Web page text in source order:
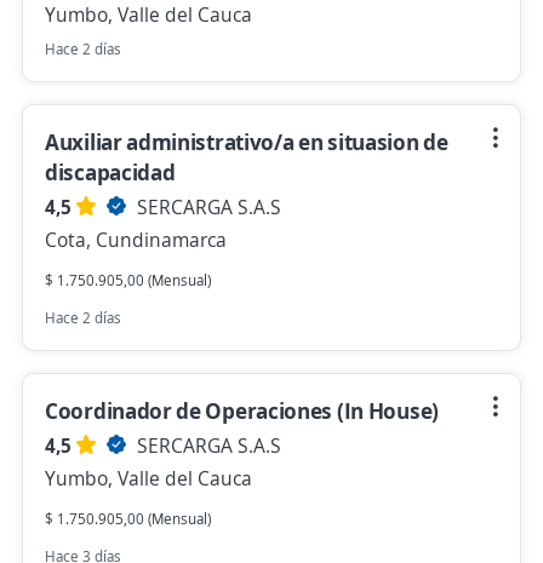
Yumbo, Valle del Cauca
Hace 2 días
Auxiliar administrativo/a en situasion de
discapacidad
4,5
SERCARGA S.A.S
Cota, Cundinamarca
$ 1.750.905,00 (Mensual)
Hace 2 días
Coordinador de Operaciones (In House)
4,5
SERCARGA S.A.S
Yumbo, Valle del Cauca
$ 1.750.905,00 (Mensual)
Hace 3 días